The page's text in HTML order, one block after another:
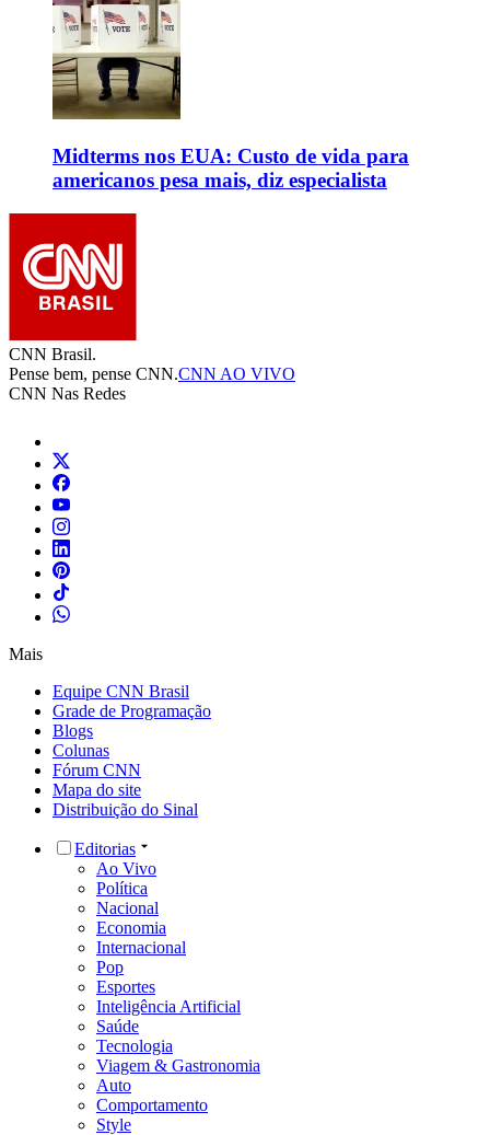
Midterms nos EUA: Custo de vida para
americanos pesa mais, diz especialista
CNN Brasil.
Pense bem, pense CNN.CNN AO VIVO
CNN Nas Redes
Mais
Equipe CNN Brasil
Grade de Programação
Blogs
Colunas
Fórum CNN
Mapa do site
Distribuição do Sinal
Editorias
Ao Vivo
Política
Nacional
Economia
Internacional
Pop
Esportes
Inteligência Artificial
Saúde
Tecnologia
Viagem & Gastronomia
Auto
Comportamento
Style